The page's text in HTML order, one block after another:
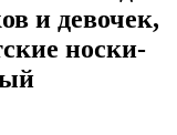
и девочек,
носки-